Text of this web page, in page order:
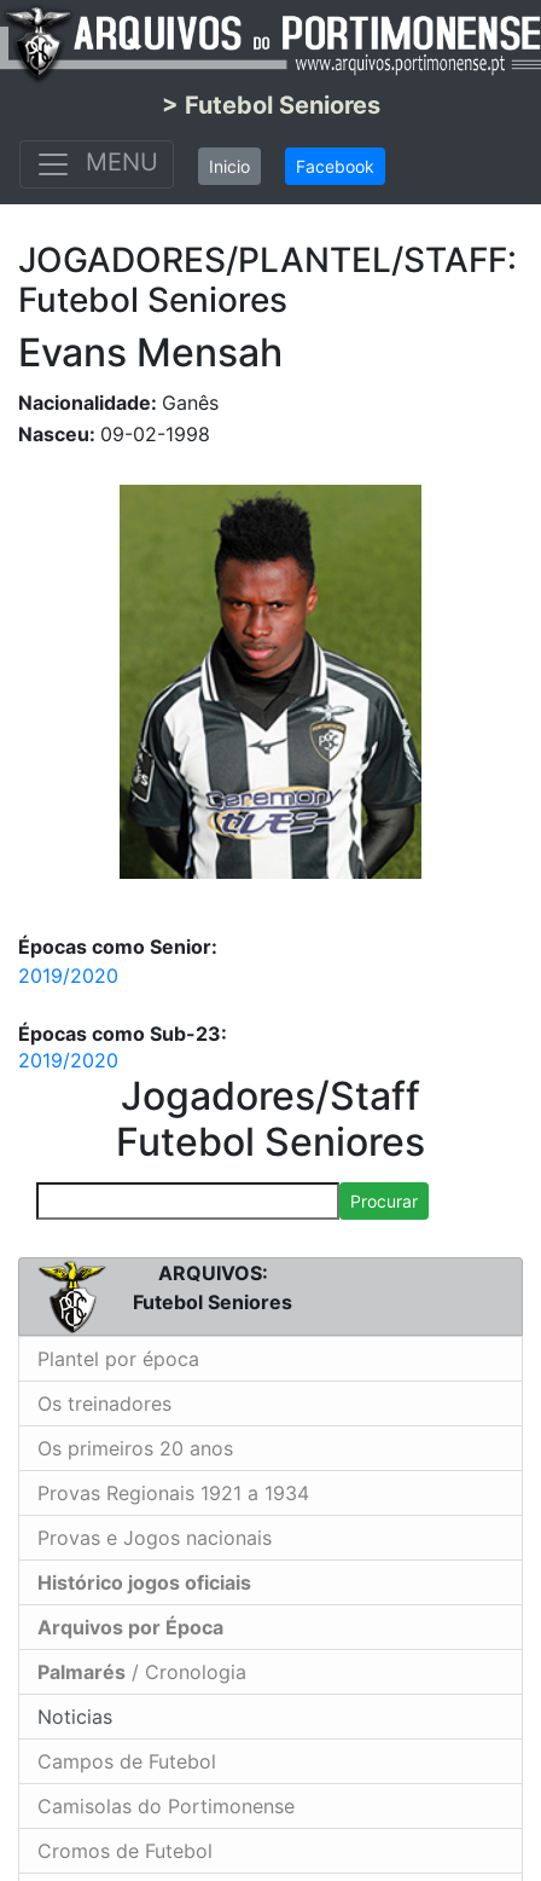
> Futebol Seniores
MENU
Inicio Facebook
JOGADORES/PLANTEL/STAFF:
Futebol Seniores
Evans Mensah
Nacionalidade: Ganês
Nasceu: 09-02-1998
Épocas como Senior:
2019/2020
Épocas como Sub-23:
2019/2020
Jogadores/Staff
Futebol Seniores
Procurar
ARQUIVOS:
Futebol Seniores
Plantel por época
Os treinadores
Os primeiros 20 anos
Provas Regionais 1921 a 1934
Provas e Jogos nacionais
Histórico jogos oficiais
Arquivos por Época
Palmarés / Cronologia
Noticias
Campos de Futebol
Camisolas do Portimonense
Cromos de Futebol